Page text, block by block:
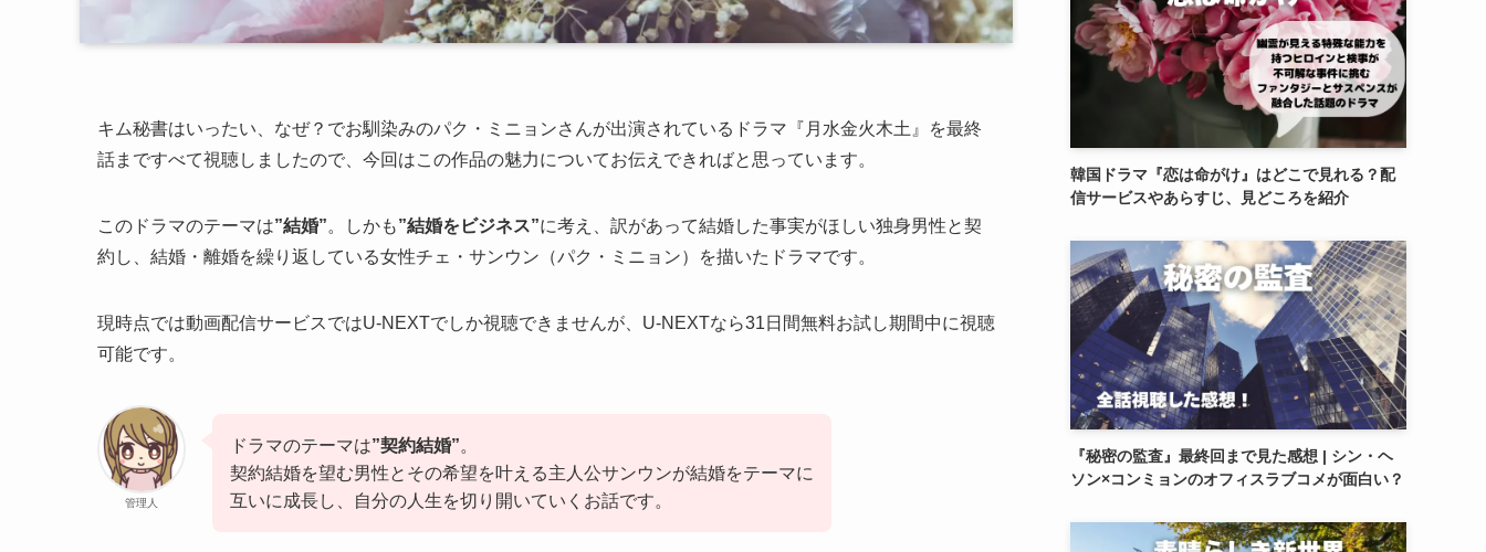
キム秘書はいったい、なぜ？でお馴染みのパク・ミニョンさんが出演されているドラマ『月水金火木土』を最終
話まですべて視聴しましたので、今回はこの作品の魅力についてお伝えできればと思っています。
このドラマのテーマは”結婚”。しかも”結婚をビジネス”に考え、訳があって結婚した事実がほしい独身男性と契
約し、結婚・離婚を繰り返している女性チェ・サンウン（パク・ミニョン）を描いたドラマです。
現時点では動画配信サービスではU-NEXTでしか視聴できませんが、U-NEXTなら31日間無料お試し期間中に視聴
可能です。
管理人
ドラマのテーマは”契約結婚”。
契約結婚を望む男性とその希望を叶える主人公サンウンが結婚をテーマに
互いに成長し、自分の人生を切り開いていくお話です。
韓国ドラマ『恋は命がけ』はどこで見れる？配
信サービスやあらすじ、見どころを紹介
『秘密の監査』最終回まで見た感想 | シン・ヘ
ソン×コンミョンのオフィスラブコメが面白い？